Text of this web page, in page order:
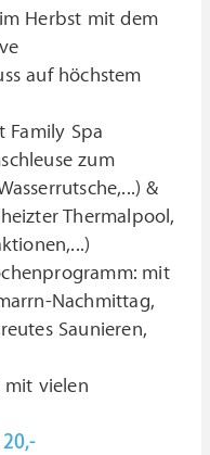
Herbst mit dem
auf höchstem
Family Spa
zum
&
Thermalpool,
mit
Nachmittag,
Saunieren,
mit vielen